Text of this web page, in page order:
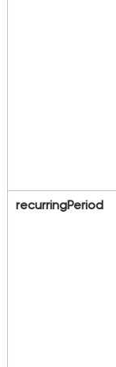
recurringPeriod